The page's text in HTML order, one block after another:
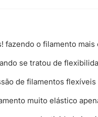
fazendo o filamento
se tratou de
de filamentos
muito elástico